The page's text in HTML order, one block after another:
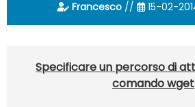
Francesco// 15-02-
Specificare un percorso di
comando wget